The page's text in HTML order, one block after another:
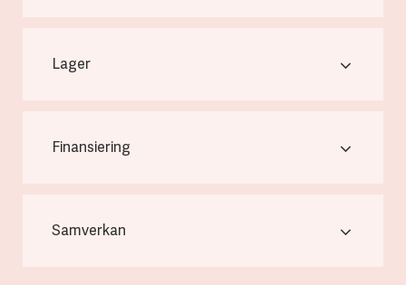
Lager
Finansiering
Samverkan